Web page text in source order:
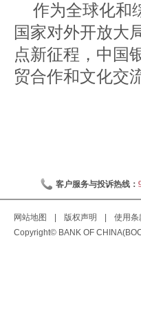
作为全球化和
国家对外开放大
点新征程，中国
贸合作和文化交
客户服务与投诉热线：
网站地图 版权声明 使用条
Copyright© BANK OF